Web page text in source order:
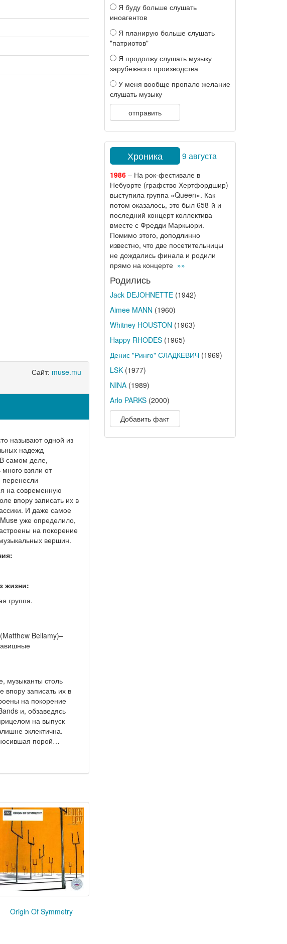
Сайт: muse.mu
называют одной из
надежд
самом деле,
взяли от
перенесли
на современную
впору записать их в
И даже самое
уже определило,
на покорение
вершин.
жизни:
группа.
Bellamy)–
музыканты столь
впору записать их в
на покорение
и, обзаведясь
на выпуск
эклектична.
носившая порой…
Origin Of Symmetry
Я буду больше слушать
иноагентов
Я планирую больше слушать
"патриотов"
Я продолжу слушать музыку
зарубежного производства
У меня вообще пропало желание
слушать музыку
отправить
Хроника 9 августа
1986– На рок-фестивале в
Небуорте (графство Хертфордшир)
выступила группа «Queen». Как
потом оказалось, это был 658-й и
последний концерт коллектива
вместе с Фредди Маркьюри.
Помимо этого, доподлинно
известно, что две посетительницы
не дождались финала и родили
прямо на концерте »»
Родились
Jack DEJOHNETTE(1942)
Aimee MANN (1960)
Whitney HOUSTON (1963)
Happy RHODES(1965)
Денис "Ринго" СЛАДКЕВИЧ(1969)
LSK(1977)
NINA(1989)
Arlo PARKS(2000)
Добавить факт